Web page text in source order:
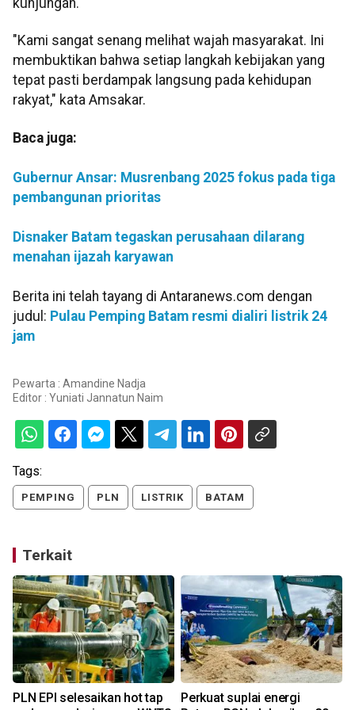
"Kami sangat senang melihat wajah masyarakat. Ini
membuktikan bahwa setiap langkah kebijakan yang
tepat pasti berdampak langsung pada kehidupan
rakyat," kata Amsakar.
Baca juga:
Gubernur Ansar: Musrenbang 2025 fokus pada tiga
pembangunan prioritas
Disnaker Batam tegaskan perusahaan dilarang
menahan ijazah karyawan
Berita ini telah tayang di Antaranews.com dengan
judul: Pulau Pemping Batam resmi dialiri listrik 24
jam
Pewarta : Amandine Nadja
Editor : Yuniati Jannatun Naim
Tags:
PEMPING PLN LISTRIK BATAM
Terkait
PLN EPI selesaikan hot tap
Perkuat suplai energi